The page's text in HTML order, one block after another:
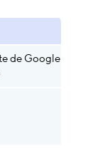
de Google Play